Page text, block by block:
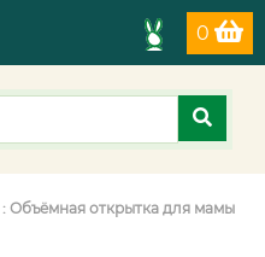
0
: Объёмная открытка для мамы